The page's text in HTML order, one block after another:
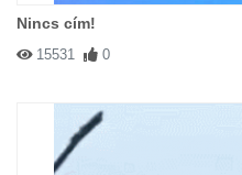
Nincs cím!
15531 0